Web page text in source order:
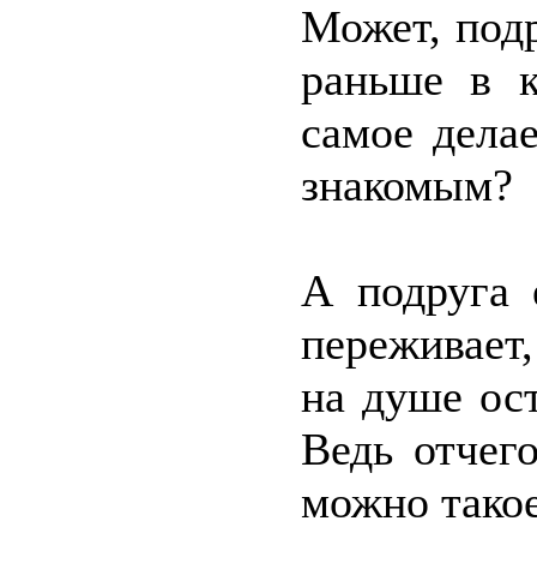
Может,
раньше в
самое
знакомым?
А подруга
на душе
Ведь
можно